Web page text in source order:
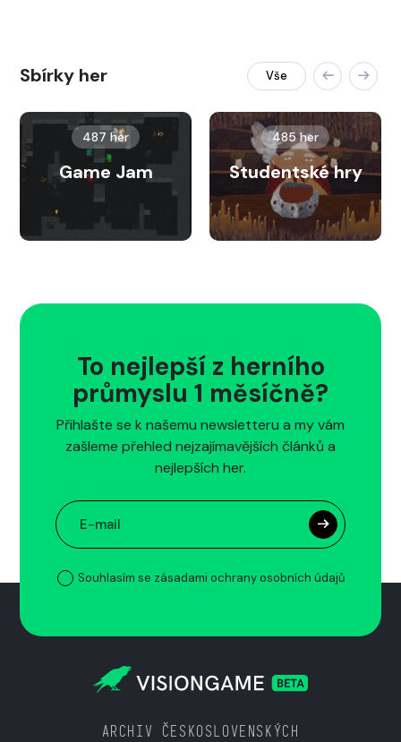
Sbírky her Vše
487 her
Game Jam
485 her
Studentské hry
To nejlepší z herního
průmyslu 1 měsíčně?
Přihlašte se k našemu newsletteru a my vám
zašleme přehled nejzajímavějších článků a
nejlepších her.
Souhlasím se zásadami ochrany osobních údajů
ARCHIV ČESKOSLOVENSKÝCH